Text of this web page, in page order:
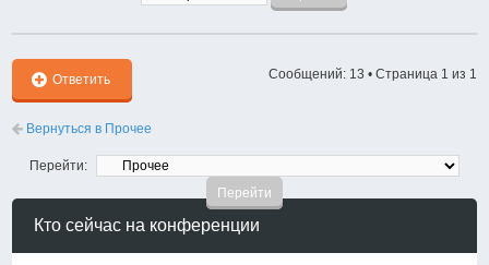
Ответить Сообщений: 13 • Страница 1 из 1
Вернуться в Прочее
Перейти:
Кто сейчас на конференции